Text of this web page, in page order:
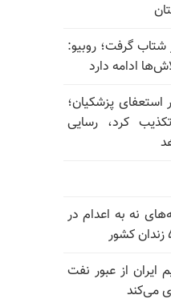
شتاب گرفت؛ روبیو:
ادامه دارد
پزشکیان؛
کرد، رسایی
نه به اعدام در
ایران از عبور نفت
می‌کند